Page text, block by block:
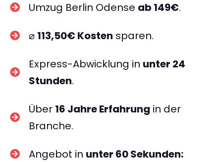
Umzug Berlin Odense ab 149€.
⌀ 113,50€ Kosten sparen.
Express-Abwicklung in unter 24
Stunden.
Über 16 Jahre Erfahrung in der
Branche.
Angebot in unter 60 Sekunden: